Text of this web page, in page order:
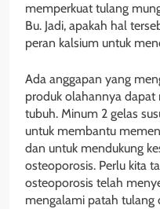
memperkuat tulang
Bu. Jadi, apakah hal
peran kalsium untuk
Ada anggapan yang
produk olahannya
tubuh. Minum 2 gelas
untuk membantu
dan untuk mendukung
osteoporosis. Perlu kita
osteoporosis telah
mengalami patah